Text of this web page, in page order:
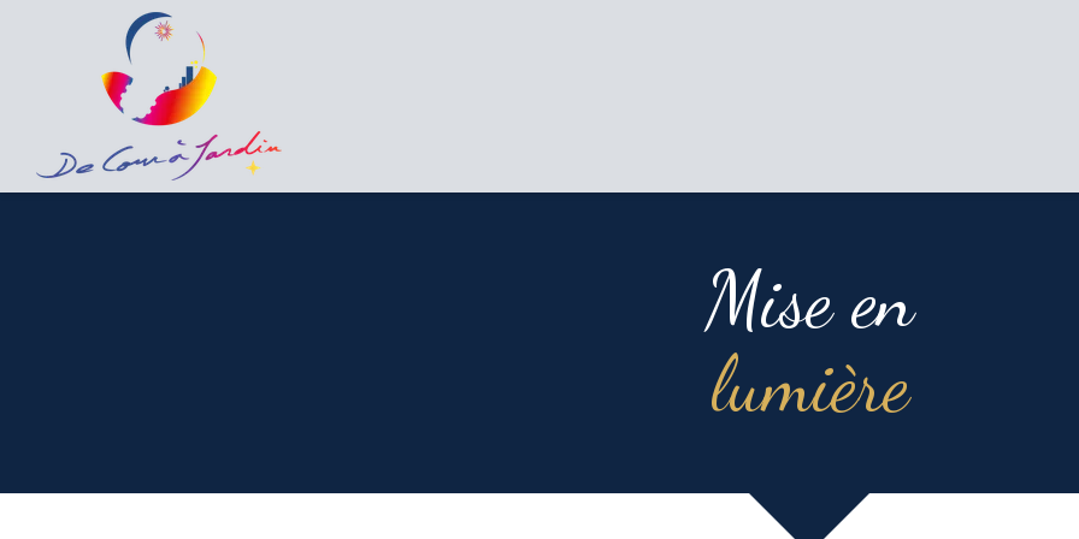
Mise en
lumière